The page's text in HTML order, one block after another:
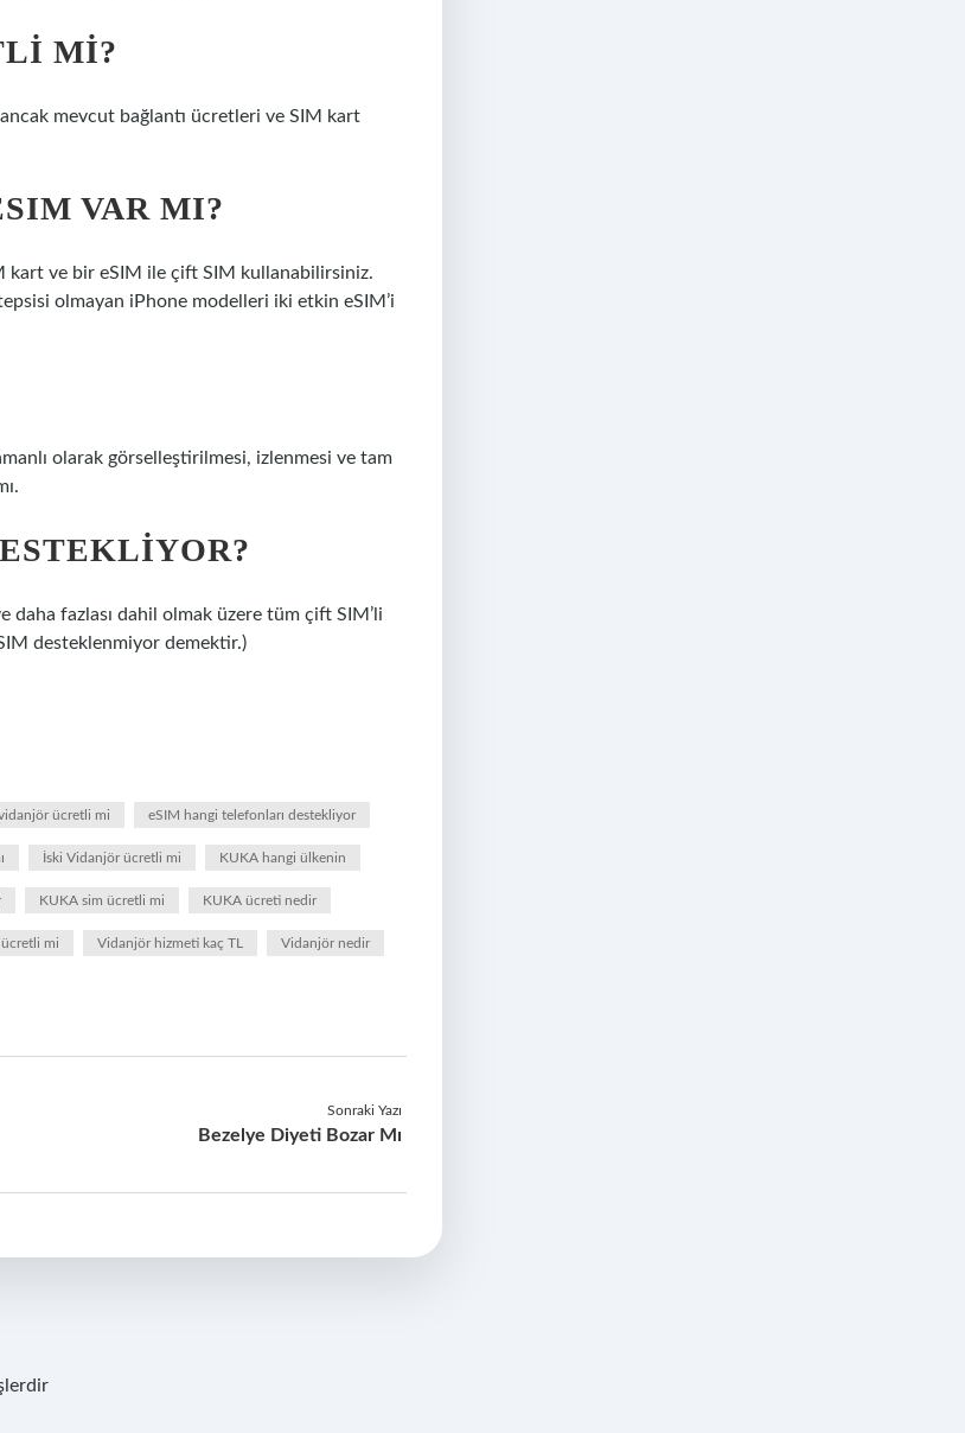
MI?
mevcut bağlantı ücretleri ve SIM kart
VAR MI?
kart ve bir eSIM ile çift SIM kullanabilirsiniz.
olmayan iPhone modelleri iki etkin eSIM’i
olarak görselleştirilmesi, izlenmesi ve tam
daha fazlası dahil olmak üzere tüm çift SIM’li
desteklenmiyor demektir.)
ücretli mi eSIM hangi telefonları destekliyor
İski Vidanjör ücretli mi KUKA hangi ülkenin
KUKA sim ücretli mi KUKA ücreti nedir
mi Vidanjör hizmeti kaç TL Vidanjör nedir
Sonraki Yazı
Bezelye Diyeti Bozar Mı